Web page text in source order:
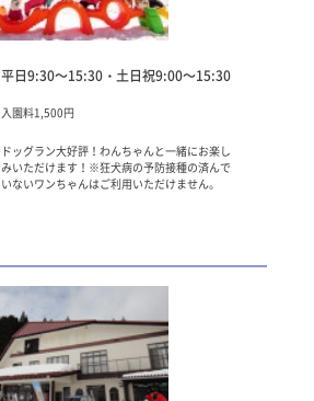
平日9:30～15:30・土日祝9:00～15:30
入園料1,500円
ドッグラン大好評！わんちゃんと一緒にお楽し
みいただけます！※狂犬病の予防接種の済んで
いないワンちゃんはご利用いただけません。